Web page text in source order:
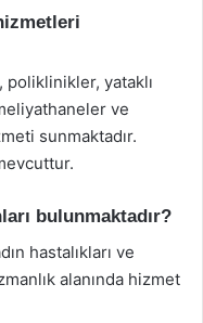
yataklı
ve
sunmaktadır.
bulunmaktadır?
hastalıkları ve
alanında hizmet